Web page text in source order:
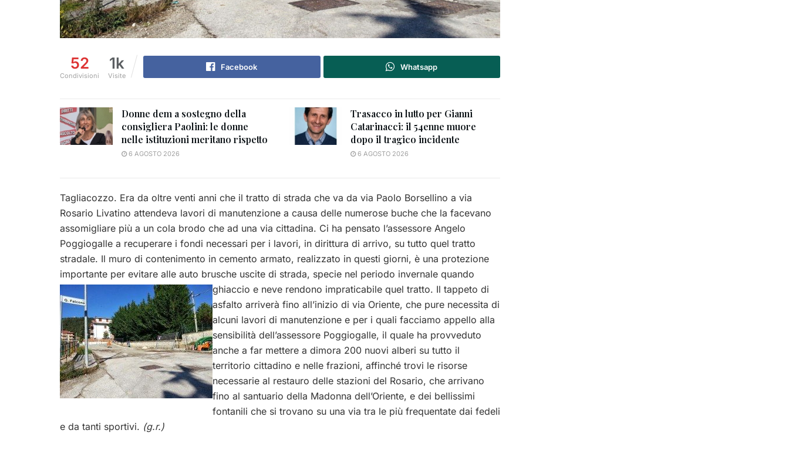
52
Condivisioni
1k
Visite
Facebook Whatsapp
Donne dem a sostegno della
consigliera Paolini: le donne
nelle istituzioni meritano rispetto
6 AGOSTO 2026
Trasacco in lutto per Gianni
Catarinacci: il 54enne muore
dopo il tragico incidente
6 AGOSTO 2026
Tagliacozzo. Era da oltre venti anni che il tratto di strada che va da via Paolo Borsellino a via
Rosario Livatino attendeva lavori di manutenzione a causa delle numerose buche che la facevano
assomigliare più a un cola brodo che ad una via cittadina. Ci ha pensato l’assessore Angelo
Poggiogalle a recuperare i fondi necessari per i lavori, in dirittura di arrivo, su tutto quel tratto
stradale. Il muro di contenimento in cemento armato, realizzato in questi giorni, è una protezione
importante per evitare alle auto brusche uscite di strada, specie nel periodo invernale quando
ghiaccio e neve rendono impraticabile quel tratto. Il tappeto di
asfalto arriverà fino all’inizio di via Oriente, che pure necessita di
alcuni lavori di manutenzione e per i quali facciamo appello alla
sensibilità dell’assessore Poggiogalle, il quale ha provveduto
anche a far mettere a dimora 200 nuovi alberi su tutto il
territorio cittadino e nelle frazioni, affinché trovi le risorse
necessarie al restauro delle stazioni del Rosario, che arrivano
fino al santuario della Madonna dell’Oriente, e dei bellissimi
fontanili che si trovano su una via tra le più frequentate dai fedeli
e da tanti sportivi. (g.r.)